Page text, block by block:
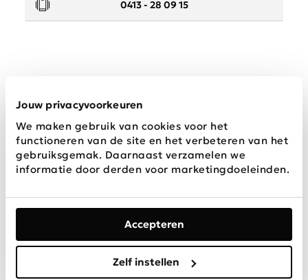
Jouw privacyvoorkeuren
We maken gebruik van cookies voor het
functioneren van de site en het verbeteren van het
gebruiksgemak. Daarnaast verzamelen we
informatie door derden voor marketingdoeleinden.
Accepteren
Zelf instellen
0413 - 28 09 15
Wij zijn Schijvens mode
Algemene
Privacy &
Cookies
Disclaimer